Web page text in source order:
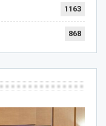
1163
868